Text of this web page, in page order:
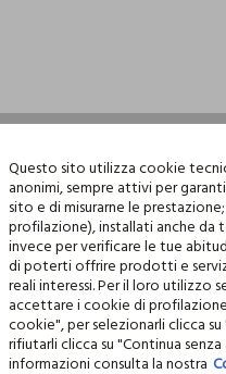
Questo sito utilizza cookie
anonimi, sempre attivi per
sito e di misurarne le
profilazione), installati anche da
invece per verificare le tue
di poterti offrire prodotti e
reali interessi. Per il loro utilizzo
accettare i cookie di
cookie", per selezionarli clicca
rifiutarli clicca su "Continua
informazioni consulta la nostra